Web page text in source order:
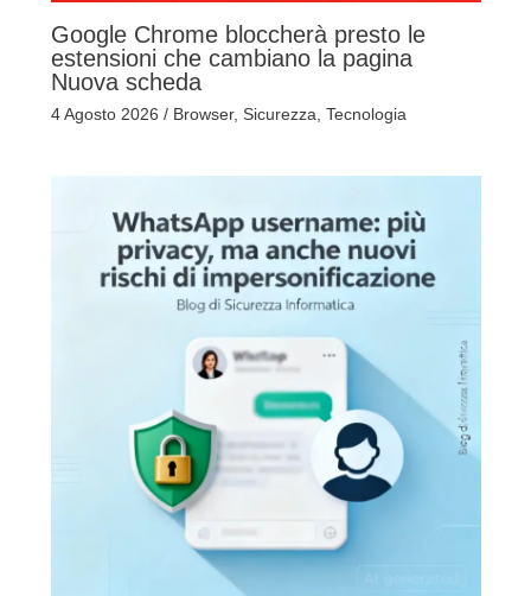
Google Chrome bloccherà presto le
estensioni che cambiano la pagina
Nuova scheda
4 Agosto 2026 / Browser, Sicurezza Tecnologia